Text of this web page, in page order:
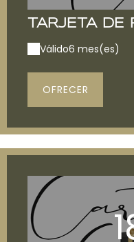
TARJETA DE
Válido6 mes(es)
OFRECER